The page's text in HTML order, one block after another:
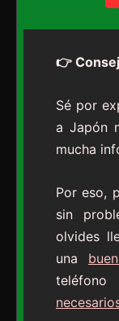
👉
Sé por
a Japón
mucha
Por eso,
sin
olvides
una